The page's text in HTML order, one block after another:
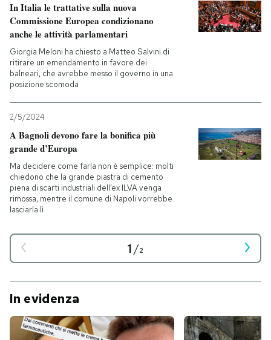
In Italia le trattative sulla nuova
Commissione Europea condizionano
anche le attività parlamentari
Giorgia Meloni ha chiesto a Matteo Salvini di
ritirare un emendamento in favore dei
balneari, che avrebbe messo il governo in una
posizione scomoda
2/5/2024
A Bagnoli devono fare la bonifica più
grande d’Europa
Ma decidere come farla non è semplice: molti
chiedono che la grande piastra di cemento
piena di scarti industriali dell’ex ILVA venga
rimossa, mentre il comune di Napoli vorrebbe
lasciarla lì
1/2
In evidenza